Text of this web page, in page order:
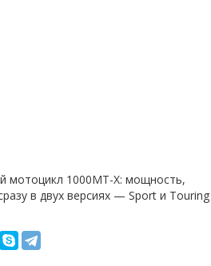
мотоцикл 1000MT-X: мощность,
в двух версиях — Sport и Touring